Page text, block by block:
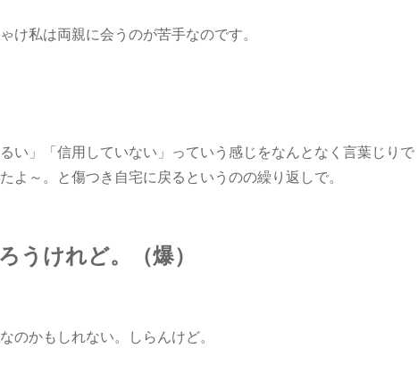
け私は両親に会うのが苦手なのです。
い」「信用していない」っていう感じをなんとなく言葉じりで
よ～。と傷つき自宅に戻るというのの繰り返しで。
うけれど。（爆）
のかもしれない。しらんけど。